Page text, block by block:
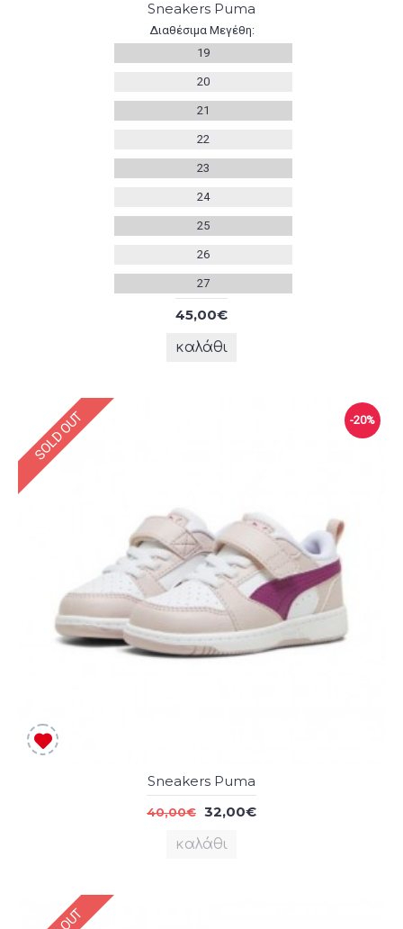
Sneakers Puma
Διαθέσιμα Μεγέθη:
19
20
21
22
23
24
25
26
27
45,00€
καλάθι
-20%
SOLD OUT
Sneakers Puma
40,00€ 32,00€
καλάθι